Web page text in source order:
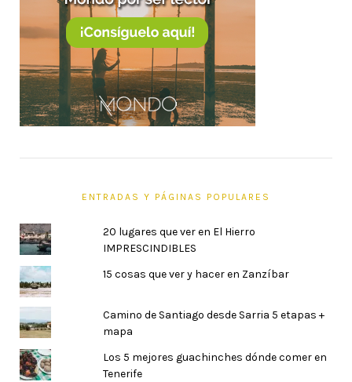
ENTRADAS Y PÁGINAS POPULARES
20 lugares que ver en El Hierro
IMPRESCINDIBLES
15 cosas que ver y hacer en Zanzíbar
Camino de Santiago desde Sarria 5 etapas +
mapa
Los 5 mejores guachinches dónde comer en
Tenerife